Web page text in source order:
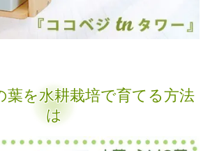
葉を水耕栽培で育てる方法
は